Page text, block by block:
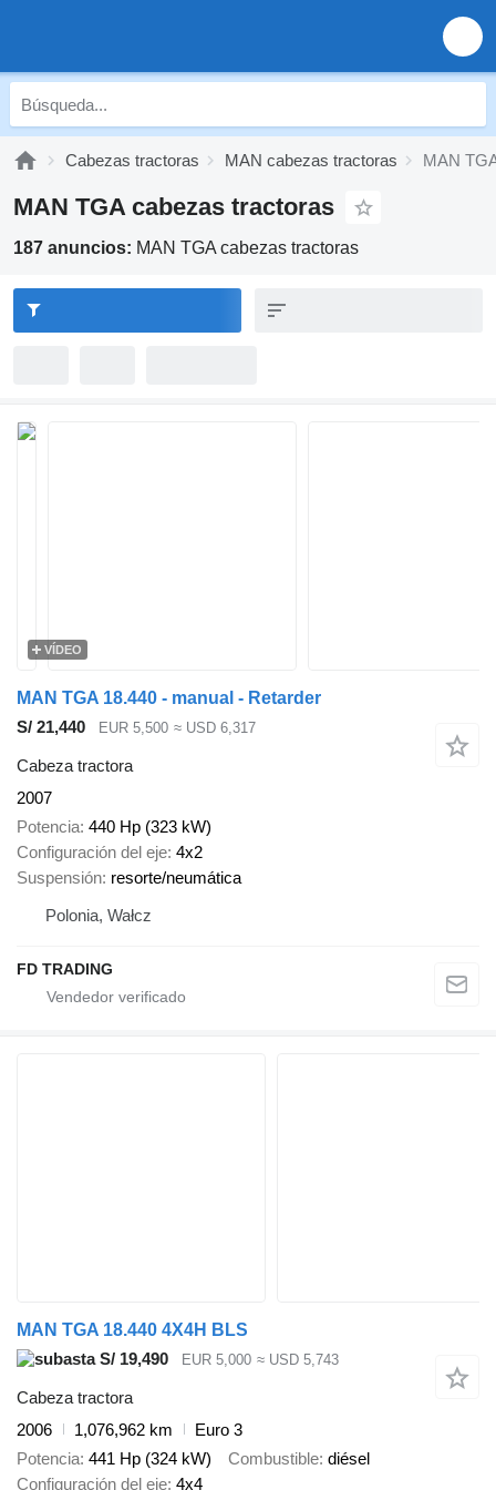
Cabezas tractoras MAN cabezas tractoras MAN
MAN TGA cabezas tractoras
187 anuncios: MAN TGA cabezas tractoras
VÍDEO
MAN TGA 18.440 - manual - Retarder
S/ 21,440
EUR 5,500 ≈ USD 6,317
Cabeza tractora
2007
Potencia 440 Hp (323 kW)
Configuración del eje 4x2
Suspensión resorte/neumática
Polonia, Wałcz
FD TRADING
MAN TGA 18.440 4X4H BLS
S/ 19,490
EUR 5,000 ≈ USD 5,743
Cabeza tractora
2006
1,076,962 km
Euro 3
Potencia 441 Hp (324 kW) Combustible diésel
Configuración del eje 4x4